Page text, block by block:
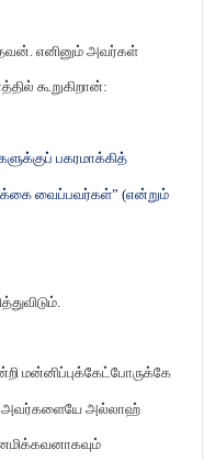
எனினும் அவர்கள்
கூறுகிறான்:
பகரமாக்கித்
வைப்பவர்கள்” (என்றும்
மன்னிப்புக்கேட்போருக்கே
அவர்களையே அல்லாஹ்